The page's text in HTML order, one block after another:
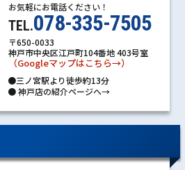
お気軽にお電話ください！
TEL.078-335-7505
〒650-0033
神戸市中央区江戸町104番地 403号室
（Googleマップはこちら→）
●三ノ宮駅より徒歩約13分
●神戸店の紹介ページへ→